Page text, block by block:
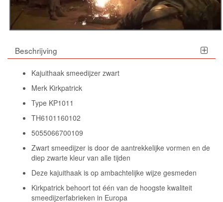
Beschrijving
Kajuithaak smeedijzer zwart
Merk Kirkpatrick
Type KP1011
TH6101160102
5055066700109
Zwart smeedijzer is door de aantrekkelijke vormen en de
diep zwarte kleur van alle tijden
Deze kajuithaak is op ambachtelijke wijze gesmeden
Kirkpatrick behoort tot één van de hoogste kwaliteit
smeedijzerfabrieken in Europa